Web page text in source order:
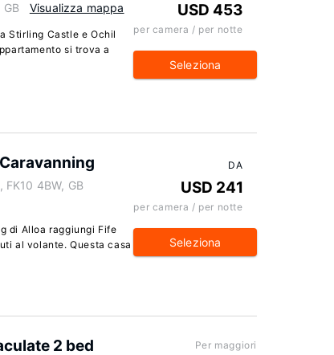
GB Visualizza mappa
Stirling Castle e Ochil
si trova a
USD 453
per camera / per notte
Seleziona
4BW, GB
di Alloa raggiungi Fife
al volante. Questa casa
DA
USD 241
per camera / per notte
Seleziona
2 bed
Per maggiori